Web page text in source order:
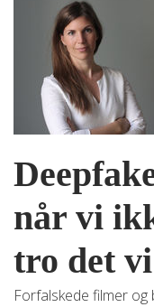
når vi
tro det
Forfalskede filmer og